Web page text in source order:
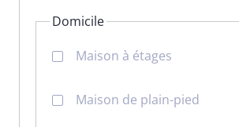
Domicile
Maison à étages
Maison de plain-pied